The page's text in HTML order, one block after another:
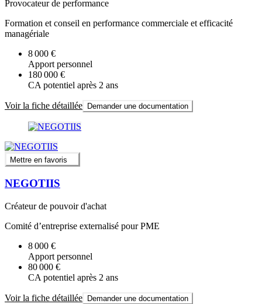
Provocateur de performance
Formation et conseil en performance commerciale et efficacité
managériale
8 000 €
Apport personnel
180 000 €
CA potentiel après 2 ans
Voir la fiche détaillée Demander une documentation
Mettre en favoris
NEGOTIIS
Créateur de pouvoir d'achat
Comité d’entreprise externalisé pour PME
8 000 €
Apport personnel
80 000 €
CA potentiel après 2 ans
Voir la fiche détaillée Demander une documentation